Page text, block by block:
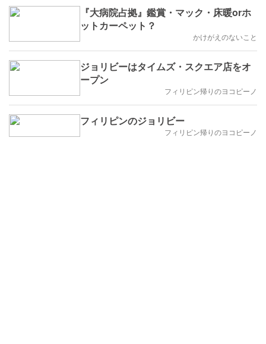
『大病院占拠』鑑賞・マック・床暖orホ
ットカーペット？
かけがえのないこと
ジョリビーはタイムズ・スクエア店をオ
ープン
フィリピン帰りのヨコピーノ
フィリピンのジョリビー
フィリピン帰りのヨコピーノ